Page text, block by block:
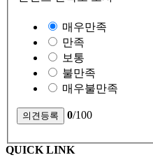
매우만족
만족
보통
불만족
매우불만족
0/100
QUICK LINK